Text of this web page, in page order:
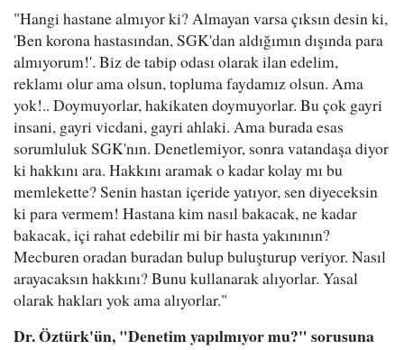
"Hangi hastane almıyor ki? Almayan varsa çıksın desin ki,
'Ben korona hastasından, SGK'dan aldığımın dışında para
almıyorum!'. Biz de tabip odası olarak ilan edelim,
reklamı olur ama olsun, topluma faydamız olsun. Ama
yok!.. Doymuyorlar, hakikaten doymuyorlar. Bu çok gayri
insani, gayri vicdani, gayri ahlaki. Ama burada esas
sorumluluk SGK'nın. Denetlemiyor, sonra vatandaşa diyor
ki hakkını ara. Hakkını aramak o kadar kolay mı bu
memlekette? Senin hastan içeride yatıyor, sen diyeceksin
ki para vermem! Hastana kim nasıl bakacak, ne kadar
bakacak, içi rahat edebilir mi bir hasta yakınının?
Mecburen oradan buradan bulup buluşturup veriyor. Nasıl
arayacaksın hakkını? Bunu kullanarak alıyorlar. Yasal
olarak hakları yok ama alıyorlar."
Dr. Öztürk'ün, "Denetim yapılmıyor mu?" sorusuna